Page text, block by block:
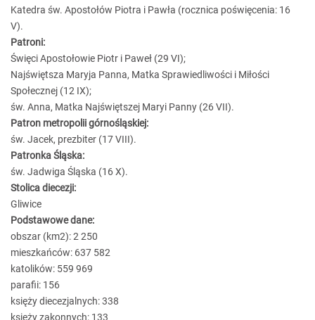
Katedra św. Apostołów Piotra i Pawła (rocznica poświęcenia: 16
V).
Patroni:
Święci Apostołowie Piotr i Paweł (29 VI);
Najświętsza Maryja Panna, Matka Sprawiedliwości i Miłości
Społecznej (12 IX);
św. Anna, Matka Najświętszej Maryi Panny (26 VII).
Patron metropolii górnośląskiej:
św. Jacek, prezbiter (17 VIII).
Patronka Śląska:
św. Jadwiga Śląska (16 X).
Stolica diecezji:
Gliwice
Podstawowe dane:
obszar (km2): 2 250
mieszkańców: 637 582
katolików: 559 969
parafii: 156
księży diecezjalnych: 338
księży zakonnych: 133